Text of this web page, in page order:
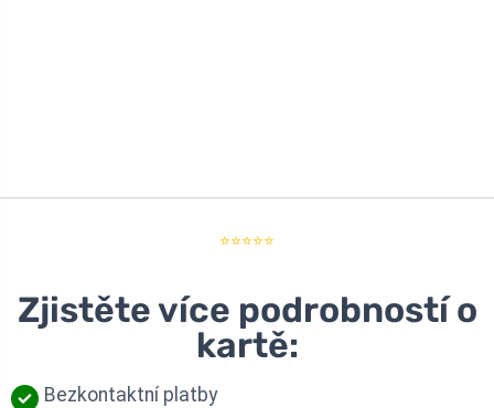
⭐⭐⭐⭐⭐
Zjistěte více podrobností o
kartě:
Bezkontaktní platby